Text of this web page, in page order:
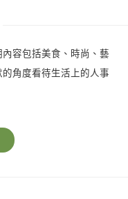
容包括美食、時尚、藝
角度看待生活上的人事